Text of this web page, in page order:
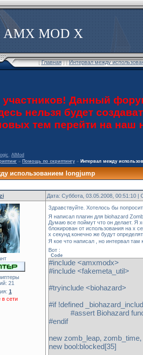
AMX MOD X
[Главная] [Интервал между
Данный
нельзя будет
тем перейти на
AlMod
» Помощь по скриптингу » Интервал между
использованием longjump
Дата: Суббота, 03.05.2008, 00:51:10
21
1
в сети
Здравствуйте. Хотелось бы
Я написал плагин для biohazard
Думаю все поймут что он делает. Я
блокирован от использования на x
x секунд конечно же будут
Я кое что написал , но интервал там
Вот :
Code
#include <amxmodx>
#include <fakemeta_util>
#tryinclude <biohazard>
#if !defined
#assert Biohazard
#endif
new zomb_leap,
new bool:blocked[35]